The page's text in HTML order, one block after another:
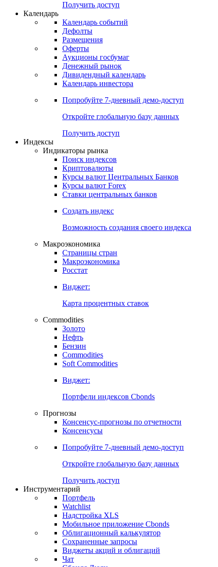
Попробуйте7-дневный
Откройте глобальную базу данных
Получить доступ
Календарь
Календарь событий
Дефолты
Размещения
Оферты
Денежный рынок
Календарь инвестора
Попробуйте7-дневный
Откройте глобальную базу данных
Получить доступ
Индикаторы рынка
Поиск индексов
Курсы валют Центральных Банков
Ставки центральных банков
Создать индекс
Возможность создания своего индекса
Страницы стран
Росстат
Виджет:
Карта процентных ставок
Commodities
Золото
Бензин
Soft Commodities
Виджет:
Портфели индексов Cbonds
Прогнозы
Консенсусы
Попробуйте7-дневный
Откройте глобальную базу данных
Получить доступ
Инструментарий
Портфель
Watchlist
Надстройка XLS
Мобильное приложение Cbonds